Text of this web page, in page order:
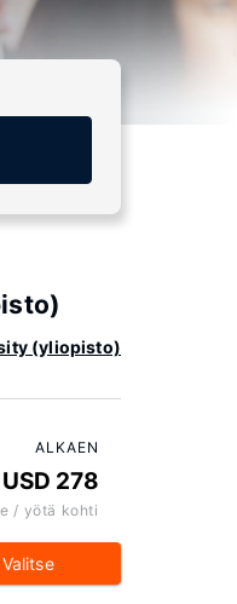
(yliopisto)
ALKAEN
USD 278
/ yötä kohti
Valitse